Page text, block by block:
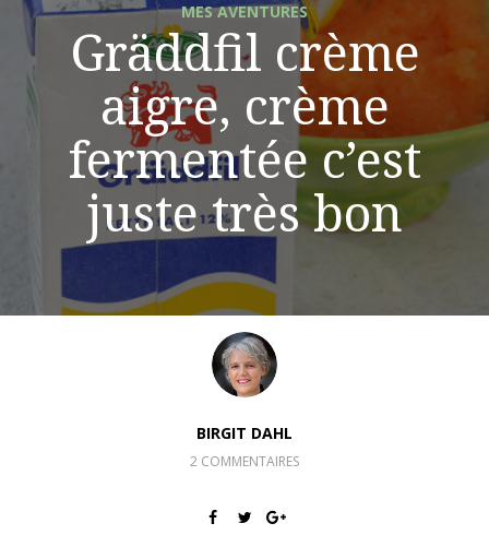
MES AVENTURES
Gräddfil crème
aigre, crème
fermentée c’est
juste très bon
BIRGIT DAHL
2 COMMENTAIRES